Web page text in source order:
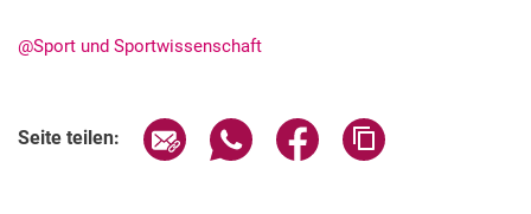
@Sport und Sportwissenschaft
Seite teilen: Seite über E-Mail teilen
Seite über WhatsApp teilen
Seite über Facebook